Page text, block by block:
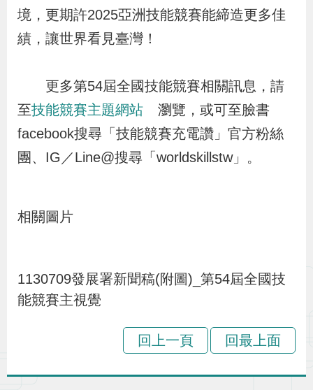
隱
私
訊
安
全
網
站
境，更期許2025亞洲技能競賽能締造更多佳
績，讓世界看見臺灣！
更多第54屆全國技能競賽相關訊息，請
至技能競賽主題網站
瀏覽，或可至臉書
facebook搜尋「技能競賽充電讚」官方粉絲
團、IG／Line@搜尋「worldskillstw」。
相關圖片
1130709發展署新聞稿(附圖)_第54屆全國技
能競賽主視覺
回上一頁 回最上面